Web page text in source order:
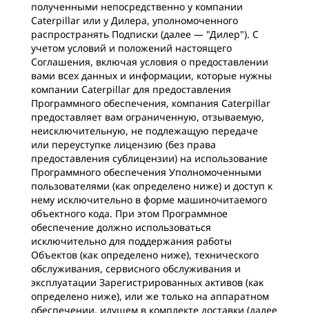
полученными непосредственно у компании
Caterpillar или у Дилера, уполномоченного
распространять Подписки (далее — "Дилер"). С
учетом условий и положений настоящего
Соглашения, включая условия о предоставлении
вами всех данных и информации, которые нужны
компании Caterpillar для предоставления
Программного обеспечения, компания Caterpillar
предоставляет вам ограниченную, отзываемую,
неисключительную, не подлежащую передаче
или переуступке лицензию (без права
предоставления сублицензии) на использование
Программного обеспечения Уполномоченными
пользователями (как определено ниже) и доступ к
нему исключительно в форме машиночитаемого
объектного кода. При этом Программное
обеспечение должно использоваться
исключительно для поддержания работы
Объектов (как определено ниже), технического
обслуживания, сервисного обслуживания и
эксплуатации Зарегистрированных активов (как
определено ниже), или же только на аппаратном
обеспечении, идущем в комплекте доставки (далее